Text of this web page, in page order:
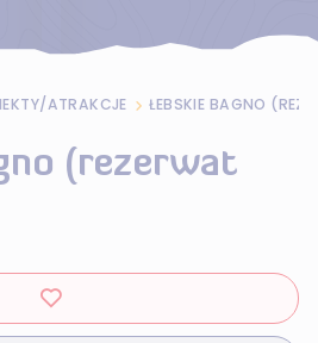
ATRAKCJE ŁEBSKIE BAGNO
(rezerwat